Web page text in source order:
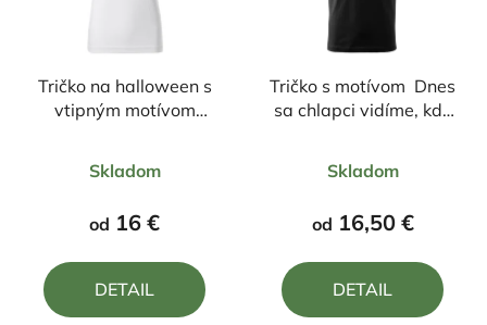
Tričko na halloween s
vtipným motívom
hodnotenie
produktu
z
Skladom
od 16 €
DETAIL
Tričko s motívom Dnes
sa chlapci vidíme, kde
hodnotenie
produktu
je
z
Skladom
od 16,50 €
DETAIL